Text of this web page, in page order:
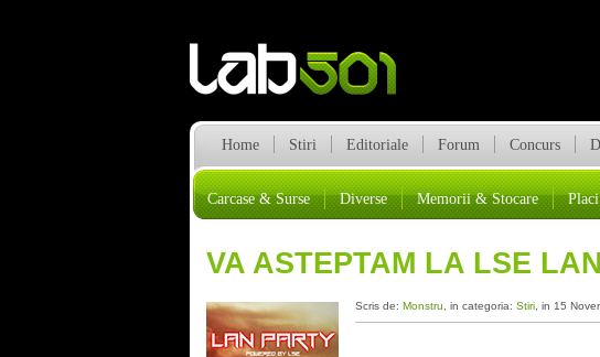
Home Stiri Editoriale Forum Concurs
Carcase & Surse Diverse Memorii & Stocare Placi
VA ASTEPTAM LA LSE
Scris de: Monstru , in categoria: Stiri, in 15